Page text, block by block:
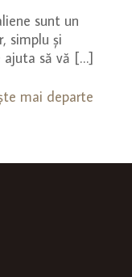
sunt un
simplu și
să vă […]
mai departe